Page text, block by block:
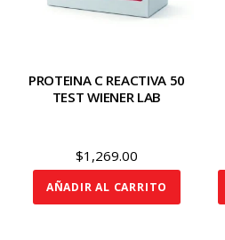
PROTEINA C REACTIVA 50
TEST WIENER LAB
$1,269.00
AÑADIR AL CARRITO